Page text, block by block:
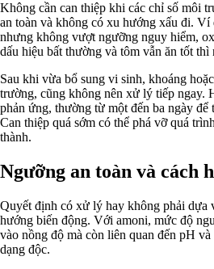
Không cần can thiệp khi các chỉ số môi
an toàn và không có xu hướng xấu đi.
nhưng không vượt ngưỡng nguy hiểm,
dấu hiệu bất thường và tôm vẫn ăn tốt thì
Sau khi vừa bổ sung vi sinh, khoáng
trường, cũng không nên xử lý tiếp ngay.
phản ứng, thường từ một đến ba ngày để
Can thiệp quá sớm có thể phá vỡ quá
thành.
Ngưỡng an toàn và cách
Quyết định có xử lý hay không phải dựa
hướng biến động. Với amoni, mức độ
vào nồng độ mà còn liên quan đến pH
dạng độc.